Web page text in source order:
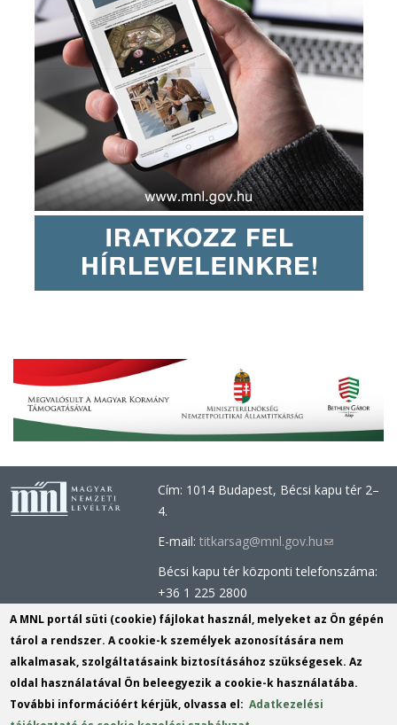
Cím: 1014 Budapest, Bécsi kapu tér 2–
4.
E-mail:titkarsag@mnl.gov.hu(link
sends
mail)
Bécsi kapu tér központi telefonszáma:
+36 1 225 2800
Óbudai épület központi telefonszáma:
+36 1 437 0660
Információs Iroda (Kutatószolgálat):
info@mnl.gov.hu(link
sends
Tel.: +36 1 225 2843, +36 1 225 2844
A MNL portál süti (cookie) fájlokat használ, melyeket az Ön gépén
tárol a rendszer. A cookie-k személyek azonosítására nem
alkalmasak, szolgáltatásaink biztosításához szükségesek. Az
oldal használatával Ön beleegyezik a cookie-k használatába.
További információért kérjük, olvassa el:Adatkezelési